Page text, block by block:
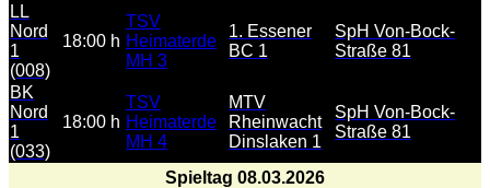
LL
Nord
1
(008)
18:00 h
TSV
Heimaterde
MH 3
1. Essener
BC 1
SpH Von-Bock-
Straße 81
BK
Nord
1
(033)
18:00 h
TSV
Heimaterde
MH 4
MTV
Rheinwacht
Dinslaken 1
SpH Von-Bock-
Straße 81
Spieltag 08.03.2026